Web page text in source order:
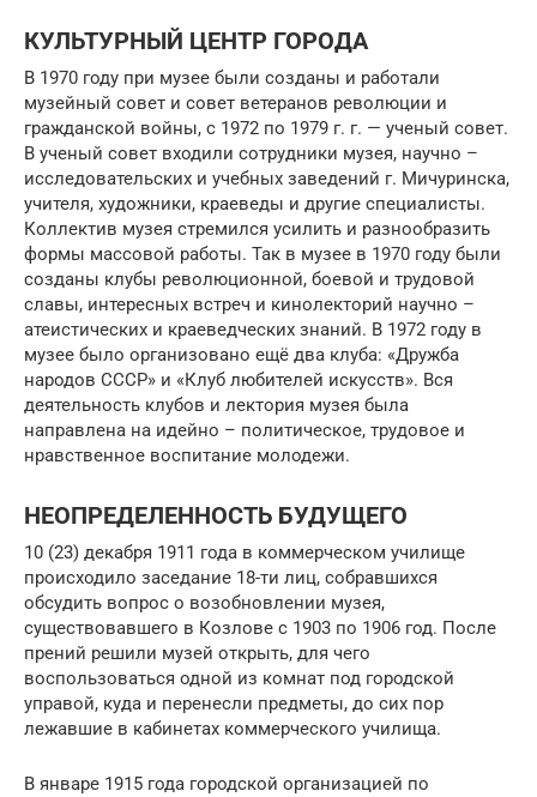
КУЛЬТУРНЫЙ ЦЕНТР ГОРОДА
В 1970 году при музее были созданы и работали
музейный совет и совет ветеранов революции и
гражданской войны, с 1972 по 1979 г. г. — ученый совет.
В ученый совет входили сотрудники музея, научно –
исследовательских и учебных заведений г. Мичуринска,
учителя, художники, краеведы и другие специалисты.
Коллектив музея стремился усилить и разнообразить
формы массовой работы. Так в музее в 1970 году были
созданы клубы революционной, боевой и трудовой
славы, интересных встреч и кинолекторий научно –
атеистических и краеведческих знаний. В 1972 году в
музее было организовано ещё два клуба: «Дружба
народов СССР» и «Клуб любителей искусств». Вся
деятельность клубов и лектория музея была
направлена на идейно – политическое, трудовое и
нравственное воспитание молодежи.
НЕОПРЕДЕЛЕННОСТЬ БУДУЩЕГО
10 (23) декабря 1911 года в коммерческом училище
происходило заседание 18-ти лиц, собравшихся
обсудить вопрос о возобновлении музея,
существовавшего в Козлове с 1903 по 1906 год. После
прений решили музей открыть, для чего
воспользоваться одной из комнат под городской
управой, куда и перенесли предметы, до сих пор
лежавшие в кабинетах коммерческого училища.
В январе 1915 года городской организацией по